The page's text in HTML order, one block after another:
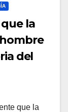
la
del
que la